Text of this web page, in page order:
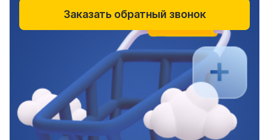
Заказать обратный звонок